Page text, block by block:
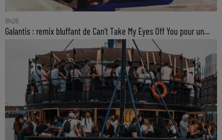
8h26
Galantis : remix bluffant de Can’t Take My Eyes Off You pour un...